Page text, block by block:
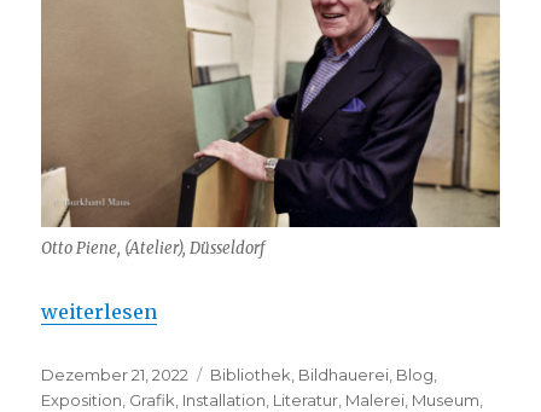
Otto Piene, (Atelier), Düsseldorf
„Otto Piene : Rouge et Noir“
weiterlesen
Veröffentlicht
am
Dezember 21, 2022 Kategorien
Bibliothek Bildhauerei Blog
Exposition Grafik Installation Literatur Malerei Museum